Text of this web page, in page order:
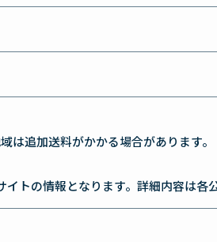
は追加送料がかかる場合があります。
トの情報となります。詳細内容は各